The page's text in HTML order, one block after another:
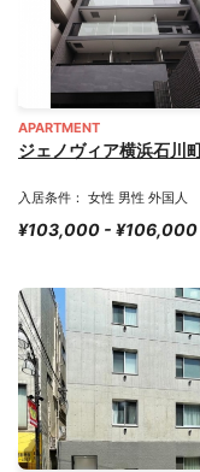
APARTMENT
ジェノヴィア横浜石川
入居条件： 女性 男性 外国人
¥103,000 - ¥106,000